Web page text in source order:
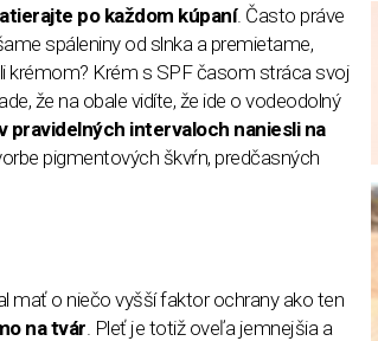
po každom kúpaní. Často práve
spáleniny od slnka a premietame,
krémom? Krém s SPF časom stráca svoj
že na obale vidíte, že ide o vodeodolný
pravidelných intervaloch naniesli na
pigmentových škvŕn, predčasných
mať o niečo vyšší faktor ochrany ako ten
na tvár . Pleť je totiž oveľa jemnejšia a